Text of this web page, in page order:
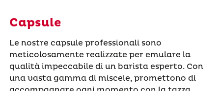
Capsule
Le nostre capsule professionali sono
meticolosamente realizzate per emulare la
qualità impeccabile di un barista esperto. Con
una vasta gamma di miscele, promettono di